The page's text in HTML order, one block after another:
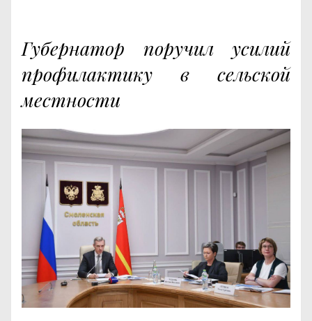
Губернатор поручил усилий
профилактику в сельской
местности